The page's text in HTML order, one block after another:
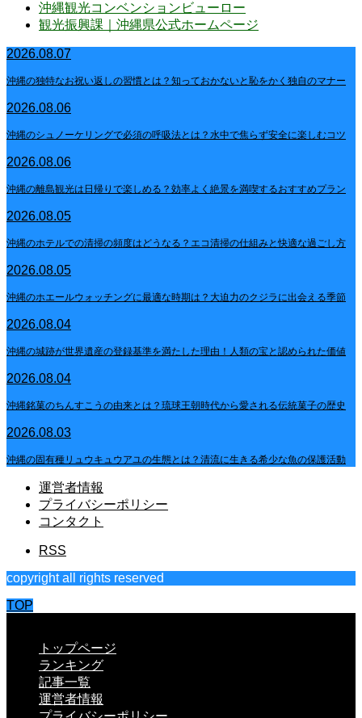
沖縄観光コンベンションビューロー
観光振興課｜沖縄県公式ホームページ
2026.08.07
沖縄の独特なお祝い返しの習慣とは？知っておかないと恥をかく独自のマナー
2026.08.06
沖縄のシュノーケリングで必須の呼吸法とは？水中で焦らず安全に楽しむコツ
2026.08.06
沖縄の離島観光は日帰りで楽しめる？効率よく絶景を満喫するおすすめプラン
2026.08.05
沖縄のホテルでの清掃の頻度はどうなる？エコ清掃の仕組みと快適な過ごし方
2026.08.05
沖縄のホエールウォッチングに最適な時期は？大迫力のクジラに出会える季節
2026.08.04
沖縄の城跡が世界遺産の登録基準を満たした理由！人類の宝と認められた価値
2026.08.04
沖縄銘菓のちんすこうの由来とは？琉球王朝時代から愛される伝統菓子の歴史
2026.08.03
沖縄の固有種リュウキュウアユの生態とは？清流に生きる希少な魚の保護活動
運営者情報
プライバシーポリシー
コンタクト
RSS
copyright all rights reserved
TOP
トップページ
ランキング
記事一覧
運営者情報